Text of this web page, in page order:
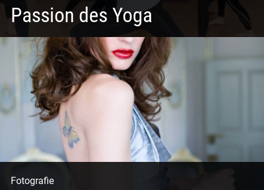
Passion des Yoga
Ein herzliches Team
Fotografie